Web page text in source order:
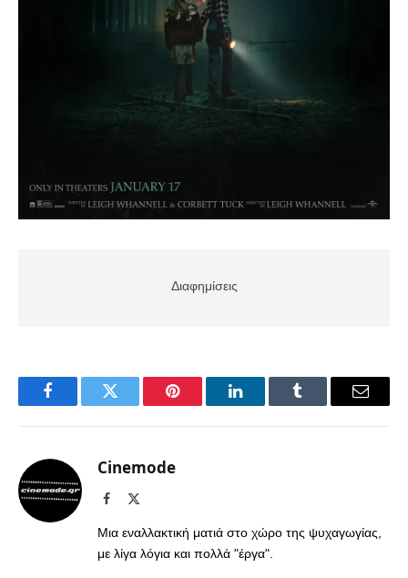
Διαφημίσεις
FacebookTwitter Pinterest LinkedInTumblr Email
Cinemode
Facebook
Μια εναλλακτική ματιά στο χώρο της ψυχαγωγίας,
με λίγα λόγια και πολλά "έργα".